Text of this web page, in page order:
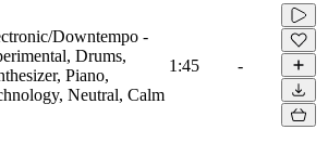
Downtempo -
Drums,
Piano,
Neutral, Calm
1:45 -